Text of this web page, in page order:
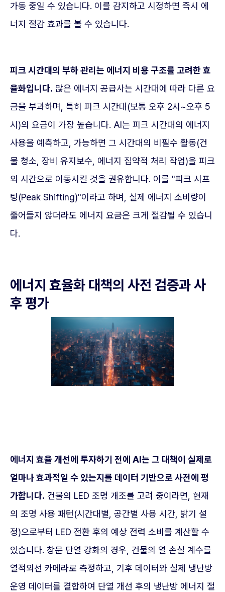
가동 중일 수 있습니다. 이를 감지하고 시정하면 즉시 에
너지 절감 효과를 볼 수 있습니다.
피크 시간대의 부하 관리는 에너지 비용 구조를 고려한 효
율화입니다. 많은 에너지 공급사는 시간대에 따라 다른 요
금을 부과하며, 특히 피크 시간대(보통 오후 2시~오후 5
시)의 요금이 가장 높습니다. AI는 피크 시간대의 에너지
사용을 예측하고, 가능하면 그 시간대의 비필수 활동(건
물 청소, 장비 유지보수, 에너지 집약적 처리 작업)을 피크
외 시간으로 이동시킬 것을 권유합니다. 이를 "피크 시프
팅(Peak Shifting)"이라고 하며, 실제 에너지 소비량이
줄어들지 않더라도 에너지 요금은 크게 절감될 수 있습니
다.
에너지 효율화 대책의 사전 검증과 사
후 평가
에너지 효율 개선에 투자하기 전에 AI는 그 대책이 실제로
얼마나 효과적일 수 있는지를 데이터 기반으로 사전에 평
가합니다. 건물의 LED 조명 개조를 고려 중이라면, 현재
의 조명 사용 패턴(시간대별, 공간별 사용 시간, 밝기 설
정)으로부터 LED 전환 후의 예상 전력 소비를 계산할 수
있습니다. 창문 단열 강화의 경우, 건물의 열 손실 계수를
열적외선 카메라로 측정하고, 기후 데이터와 실제 냉난방
운영 데이터를 결합하여 단열 개선 후의 냉난방 에너지 절